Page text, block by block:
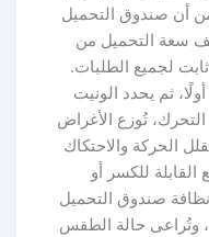
أن صندوق التحميل
سعة التحميل من
لجميع الطلبات.
ثم يحدد الونيت
تُوزع الأغراض
الحركة والاحتكاك
للكسر أو
صندوق التحميل
وتُراعى حالة الطقس